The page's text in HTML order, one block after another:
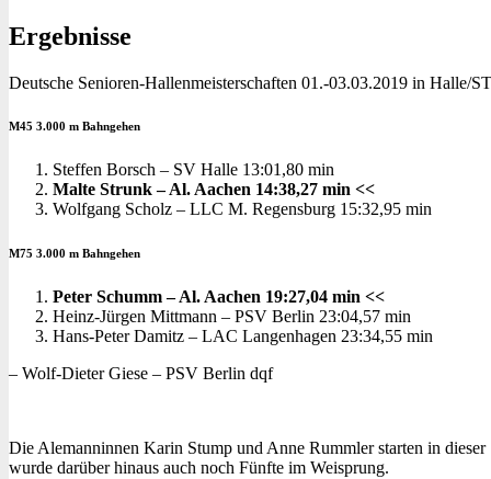
Ergebnisse
Deutsche Senioren-Hallenmeisterschaften 01.-03.03.2019 in Halle/ST
M45 3.000 m Bahngehen
Steffen Borsch – SV Halle 13:01,80 min
Malte Strunk – Al. Aachen 14:38,27 min <<
Wolfgang Scholz – LLC M. Regensburg 15:32,95 min
M75 3.000 m Bahngehen
Peter Schumm – Al. Aachen 19:27,04 min <<
Heinz-Jürgen Mittmann – PSV Berlin 23:04,57 min
Hans-Peter Damitz – LAC Langenhagen 23:34,55 min
– Wolf-Dieter Giese – PSV Berlin dqf
Die Alemanninnen Karin Stump und Anne Rummler starten in
wurde darüber hinaus auch noch Fünfte im Weisprung.